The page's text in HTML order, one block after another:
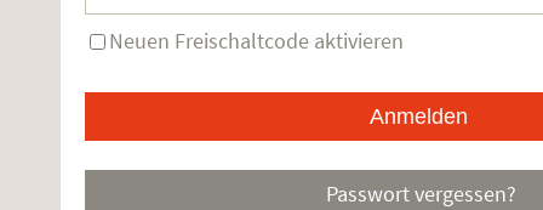
Neuen Freischaltcode aktivieren
Passwort vergessen?